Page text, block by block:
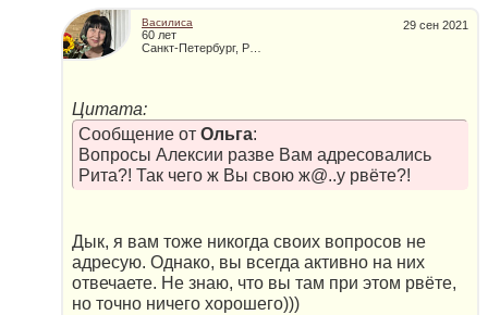
29 сен 2021
Василиса
60 лет
Цитата:
Сообщение от Ольга:
Вопросы Алексии разве Вам адресовались
Рита?! Так чего ж Вы свою ж@..у рвёте?!
Дык, я вам тоже никогда своих вопросов не
адресую. Однако, вы всегда активно на них
отвечаете. Не знаю, что вы там при этом рвёте,
но точно ничего хорошего)))